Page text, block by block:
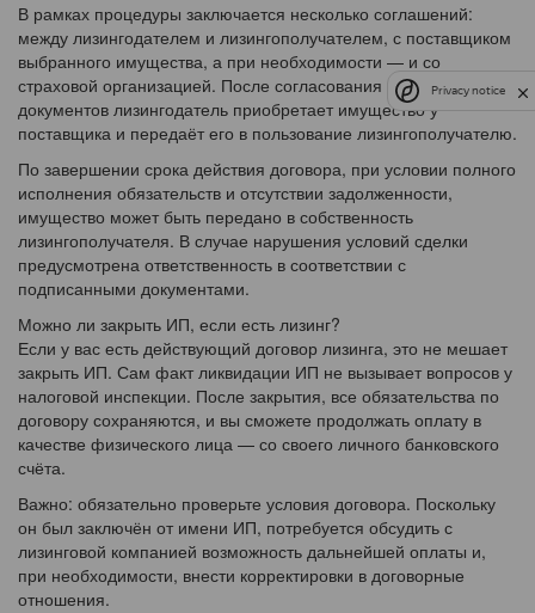
В рамках процедуры заключается несколько соглашений:
между лизингодателем и лизингополучателем, с поставщиком
выбранного имущества, а при необходимости — и со
страховой организацией. После согласования и подписания
документов лизингодатель приобретает имущество у
поставщика и передаёт его в пользование лизингополучателю.
По завершении срока действия договора, при условии полного
исполнения обязательств и отсутствии задолженности,
имущество может быть передано в собственность
лизингополучателя. В случае нарушения условий сделки
предусмотрена ответственность в соответствии с
подписанными документами.
Можно ли закрыть ИП, если есть лизинг?
Если у вас есть действующий договор лизинга, это не мешает
закрыть ИП. Сам факт ликвидации ИП не вызывает вопросов у
налоговой инспекции. После закрытия, все обязательства по
договору сохраняются, и вы сможете продолжать оплату в
качестве физического лица — со своего личного банковского
счёта.
Важно: обязательно проверьте условия договора. Поскольку
он был заключён от имени ИП, потребуется обсудить с
лизинговой компанией возможность дальнейшей оплаты и,
при необходимости, внести корректировки в договорные
отношения.
Privacy notice